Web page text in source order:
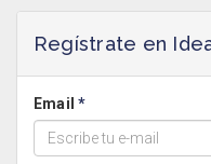
Regístrate en
Email